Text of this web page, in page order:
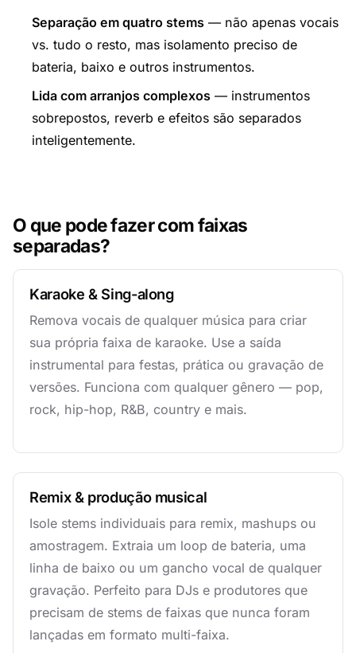
Separação em quatro stems — não apenas vocais
vs. tudo o resto, mas isolamento preciso de
bateria, baixo e outros instrumentos.
Lida com arranjos complexos — instrumentos
sobrepostos, reverb e efeitos são separados
inteligentemente.
O que pode fazer com faixas
separadas?
Karaoke & Sing-along
Remova vocais de qualquer música para criar
sua própria faixa de karaoke. Use a saída
instrumental para festas, prática ou gravação de
versões. Funciona com qualquer gênero — pop,
rock, hip-hop, R&B, country e mais.
Remix & produção musical
Isole stems individuais para remix, mashups ou
amostragem. Extraia um loop de bateria, uma
linha de baixo ou um gancho vocal de qualquer
gravação. Perfeito para DJs e produtores que
precisam de stems de faixas que nunca foram
lançadas em formato multi-faixa.